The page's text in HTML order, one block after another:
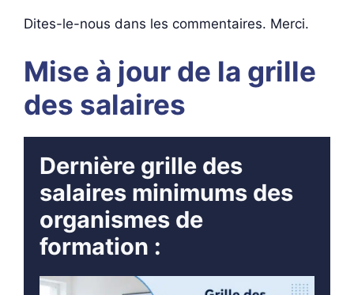
Dites-le-nous dans les commentaires. Merci.
Mise à jour de la grille
des salaires
Dernière grille des
salaires minimums des
organismes de
formation :